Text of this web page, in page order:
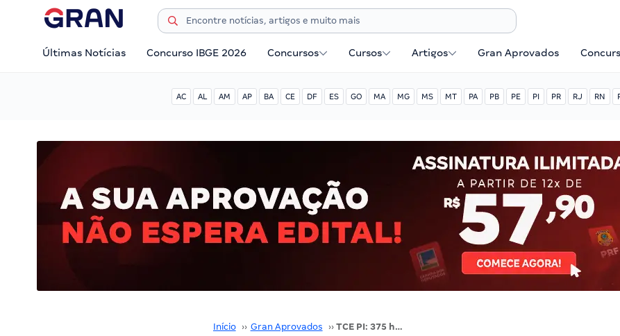
Últimas Notícias Concurso IBGE 2026 Concursos Cursos Artigos Gran Aprovados
AC AL AM AP BA CE DF ES GO MA MG MS MT PA PB PE PI PR RJ RN
Início ›› Gran Aprovados ›› TCE PI: 375 horas de estudo levaram Wilhan F. à aprovação